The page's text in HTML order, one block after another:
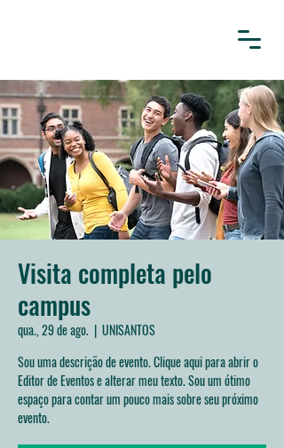
Visita completa pelo
campus
qua., 29 de ago.
  |
UNISANTOS
Sou uma descrição de evento. Clique aqui para abrir o
Editor de Eventos e alterar meu texto. Sou um ótimo
espaço para contar um pouco mais sobre seu próximo
evento.